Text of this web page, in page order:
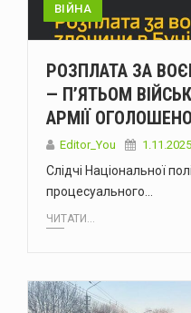
ВІЙНА
РОЗПЛАТА ЗА
— П’ЯТЬОМ
АРМІЇ
Editor_You
Слідчі Національної
процесуального…
ЧИТАТИ...